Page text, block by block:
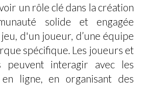
un rôle clé dans la création
solide et engagée
d'un joueur, d’une équipe
spécifique. Les joueurs et
peuvent interagir avec les
ligne, en organisant des